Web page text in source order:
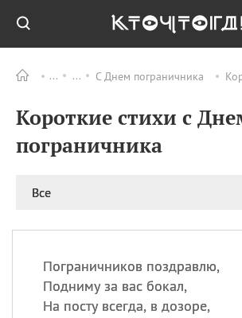
С Днем пограничника
Короткие стихи с
пограничника
Все
Пограничников поздравлю,
Подниму за вас бокал,
На посту всегда, в дозоре,
09.08
День
день
09.08